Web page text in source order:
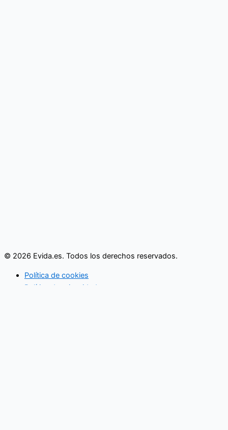
© 2026 Evida.es. Todos los derechos reservados.
Política de cookies
Política de privacidad